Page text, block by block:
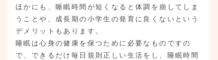
ほかにも、睡眠時間が短くなると体調を崩してしま
うことや、成長期の小学生の発育に良くないという
デメリットもあります。
睡眠は心身の健康を保つために必要なものですの
で、できるだけ毎日規則正しい生活をし、睡眠時間